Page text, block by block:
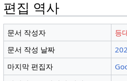
편집 역사
문서 작성자 등
문서 작성 날짜
마지막 편집자